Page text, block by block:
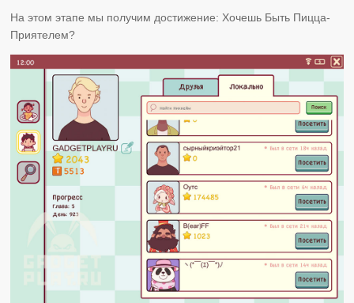
На этом этапе мы получим достижение: Хочешь Быть Пицца-
Приятелем?